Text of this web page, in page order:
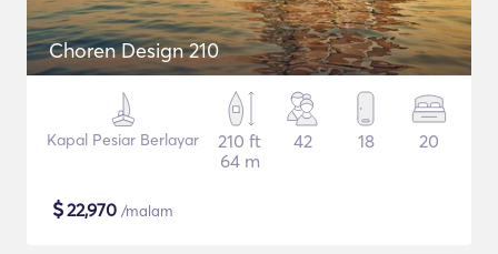
Choren Design 210
Kapal Pesiar Berlayar
210 ft
64 m
42 18 20
$22,970 /malam